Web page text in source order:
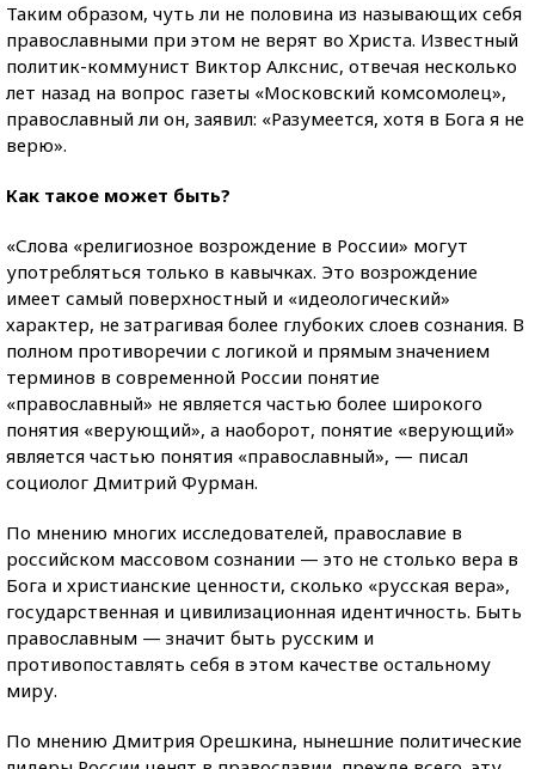
Таким образом, чуть ли не половина из называющих себя
православными при этом не верят во Христа. Известный
политик-коммунист Виктор Алкснис, отвечая несколько
лет назад на вопрос газеты «Московский комсомолец»,
православный ли он, заявил: «Разумеется, хотя в Бога я не
верю».
Как такое может быть?
«Слова «религиозное возрождение в России» могут
употребляться только в кавычках. Это возрождение
имеет самый поверхностный и «идеологический»
характер, не затрагивая более глубоких слоев сознания. В
полном противоречии с логикой и прямым значением
терминов в современной России понятие
«православный» не является частью более широкого
понятия «верующий», а наоборот, понятие «верующий»
является частью понятия «православный», — писал
социолог Дмитрий Фурман.
По мнению многих исследователей, православие в
российском массовом сознании — это не столько вера в
Бога и христианские ценности, сколько «русская вера»,
государственная и цивилизационная идентичность. Быть
православным — значит быть русским и
противопоставлять себя в этом качестве остальному
миру.
По мнению Дмитрия Орешкина, нынешние политические